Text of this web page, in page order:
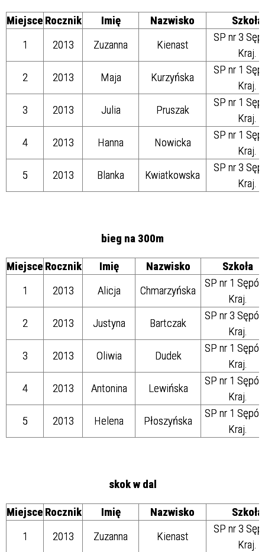
Miejsce Rocznik Imię Nazwisko
Szkoła
1
2013 Zuzanna Kienast
SP nr 3
Kraj.
2
2013 Maja Kurzyńska
SP nr 1
Kraj.
3
2013 Julia Pruszak
SP nr 1
Kraj.
4
2013 Hanna Nowicka
SP nr 1
Kraj.
5
2013 Blanka Kwiatkowska
SP nr 3
Kraj.
bieg na 300m
Miejsce Rocznik Imię Nazwisko
Szkoła
1
2013 Alicja Chmarzyńska
SP nr 1
Kraj.
2
2013 Justyna Bartczak
SP nr 3
Kraj.
3
2013 Oliwia Dudek
SP nr 1
Kraj.
4
2013 Antonina Lewińska
SP nr 1
Kraj.
5
2013 Helena Płoszyńska
SP nr 1
Kraj.
skok w dal
Miejsce Rocznik Imię Nazwisko
Szkoła
1
2013 Zuzanna Kienast
SP nr 3
Kraj.